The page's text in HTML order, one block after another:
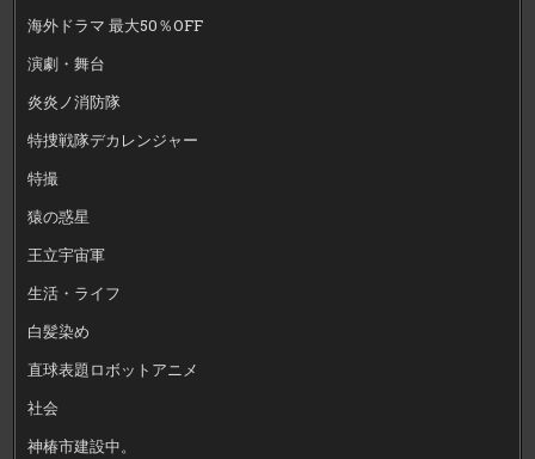
海外ドラマ 最大50％OFF
演劇・舞台
炎炎ノ消防隊
特捜戦隊デカレンジャー
特撮
猿の惑星
王立宇宙軍
生活・ライフ
白髪染め
直球表題ロボットアニメ
社会
神椿市建設中。